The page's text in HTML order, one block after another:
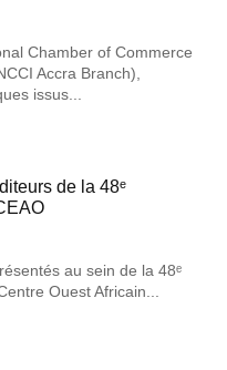
Chamber of Commerce
Accra Branch),
issus...
de la 48ᵉ
au sein de la 48ᵉ
Ouest Africain...